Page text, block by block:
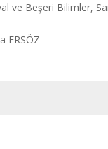
ve Beşeri Bilimler,
ERSÖZ